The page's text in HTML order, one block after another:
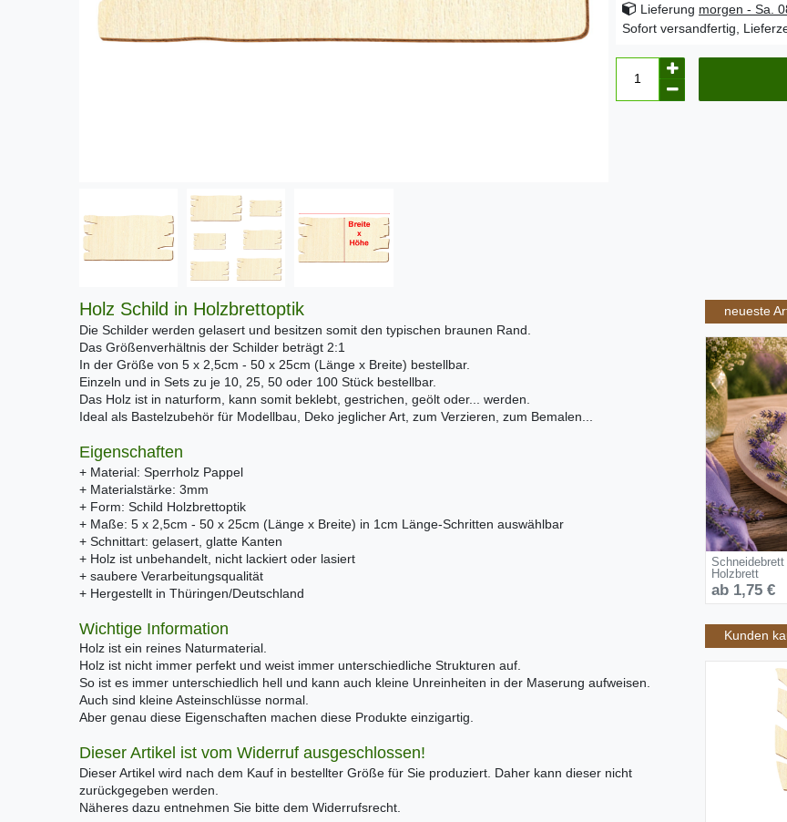
Lieferung morgen - Sa.
Sofort versandfertig,
Holz Schild in Holzbrettoptik
Die Schilder werden gelasert und besitzen somit den typischen braunen Rand.
Das Größenverhältnis der Schilder beträgt 2:1
In der Größe von 5 x 2,5cm - 50 x 25cm (Länge x Breite) bestellbar.
Einzeln und in Sets zu je 10, 25, 50 oder 100 Stück bestellbar.
Das Holz ist in naturform, kann somit beklebt, gestrichen, geölt oder... werden.
Ideal als Bastelzubehör für Modellbau, Deko jeglicher Art, zum Verzieren, zum Bemalen...
Eigenschaften
+ Material: Sperrholz Pappel
+ Materialstärke: 3mm
+ Form: Schild Holzbrettoptik
+ Maße: 5 x 2,5cm - 50 x 25cm (Länge x Breite) in 1cm Länge-Schritten auswählbar
+ Schnittart: gelasert, glatte Kanten
+ Holz ist unbehandelt, nicht lackiert oder lasiert
+ saubere Verarbeitungsqualität
+ Hergestellt in Thüringen/Deutschland
Wichtige Information
Holz ist ein reines Naturmaterial.
Holz ist nicht immer perfekt und weist immer unterschiedliche Strukturen auf.
So ist es immer unterschiedlich hell und kann auch kleine Unreinheiten in der Maserung aufweisen.
Auch sind kleine Asteinschlüsse normal.
Aber genau diese Eigenschaften machen diese Produkte einzigartig.
Dieser Artikel ist vom Widerruf ausgeschlossen!
Dieser Artikel wird nach dem Kauf in bestellter Größe für Sie produziert. Daher kann dieser nicht
zurückgegeben werden.
Näheres dazu entnehmen Sie bitte dem Widerrufsrecht.
neueste
Holzbrett
ab 1,75 €
Kunden